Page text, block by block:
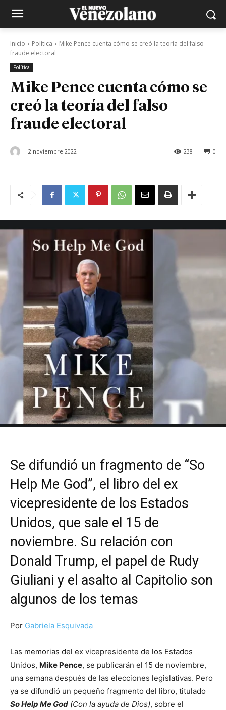
Inicio Política
Mike Pence cuenta cómo se creó la teoría del falso
fraude electoral
Política
Mike Pence cuenta cómo se
creó la teoría del falso
fraude electoral
2 noviembre 2022 0
238
Se difundió un fragmento de “So
Help Me God”, el libro del ex
vicepresidente de los Estados
Unidos, que sale el 15 de
noviembre. Su relación con
Donald Trump, el papel de Rudy
Giuliani y el asalto al Capitolio son
algunos de los temas
Por Gabriela Esquivada
Las memorias del ex vicepresidente de los Estados
Unidos, Mike Pence, se publicarán el 15 de noviembre,
una semana después de las elecciones legislativas. Pero
ya se difundió un pequeño fragmento del libro, titulado
So Help Me God (Con la ayuda de Dios), sobre el